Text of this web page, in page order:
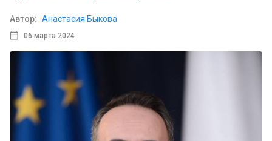
06 марта 2024
Автор: Анастасия Быкова